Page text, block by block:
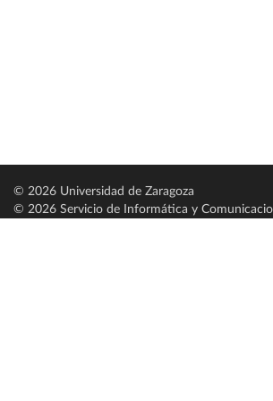
© 2026 Universidad de Zaragoza
© 2026 Servicio de Informática y